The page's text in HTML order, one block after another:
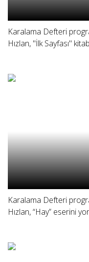
Karalama Defteri
Hızlan, "İlk Sayfası"
Karalama Defteri
Hızlan, “Hay” eserini